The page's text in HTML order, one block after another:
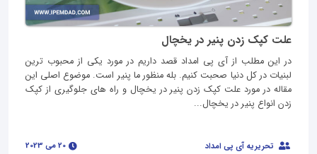
علت کپک زدن پنیر در یخچال
در این مطلب از آی پی امداد قصد داریم در مورد یکی از محبوب ترین
لبنیات در کل دنیا صحبت کنیم. بله منظور ما پنیر است. موضوع اصلی این
مقاله در مورد علت کپک زدن پنیر در یخچال و راه های جلوگیری از کپک
زدن انواع پنیر در یخچال...
تحریریه آی پی امداد